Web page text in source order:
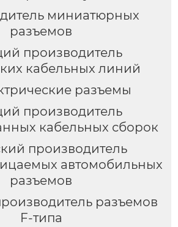
миниатюрных
разъемов
производитель
кабельных линий
разъемы
производитель
кабельных сборок
производитель
автомобильных
разъемов
разъемов
F-типа